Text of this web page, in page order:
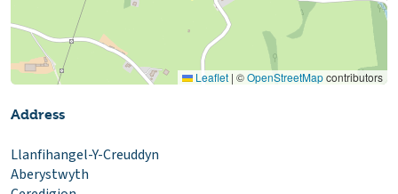
Leaflet | ©OpenStreetMapcontributors
Address
Llanfihangel-Y-Creuddyn
Aberystwyth